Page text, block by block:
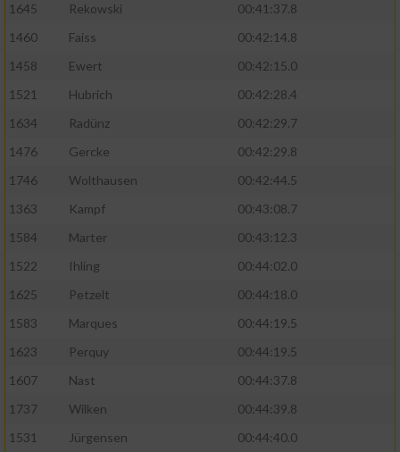
1645
Rekowski
00:41:37.8
1460
Faiss
00:42:14.8
1458
Ewert
00:42:15.0
1521
Hubrich
00:42:28.4
1634
Radünz
00:42:29.7
1476
Gercke
00:42:29.8
1746
Wolthausen
00:42:44.5
1363
Kampf
00:43:08.7
1584
Marter
00:43:12.3
1522
Ihling
00:44:02.0
1625
Petzelt
00:44:18.0
1583
Marques
00:44:19.5
1623
Perquy
00:44:19.5
1607
Nast
00:44:37.8
1737
Wilken
00:44:39.8
1531
Jürgensen
00:44:40.0